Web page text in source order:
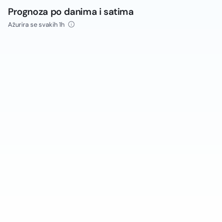
Prognoza po danima i satima
Ažurira se svakih 1h